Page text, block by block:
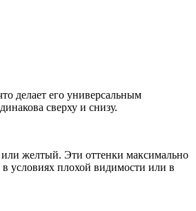
делает его универсальным
сверху и снизу.
или желтый. Эти оттенки максимально
условиях плохой видимости или в